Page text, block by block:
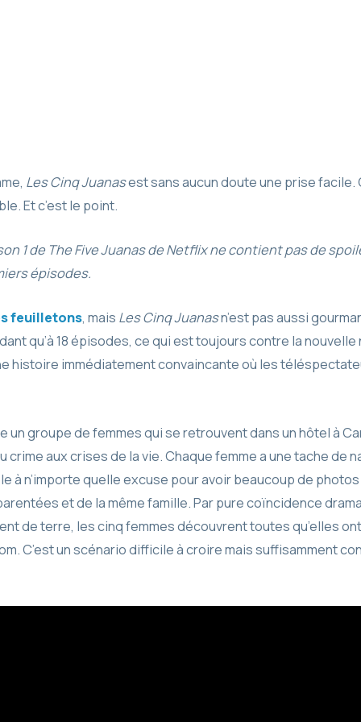
Les Cinq Juanasest sans aucun doute une prise facile.
Et c’est le point.
1 de The Five Juanas de Netflix ne contient pas de
épisodes.
feuilletons, mais Les Cinq Juanasn’est pas aussi
qu’à 18 épisodes, ce qui est toujours contre la nouvelle
histoire immédiatement convaincante où les
un groupe de femmes qui se retrouvent dans un hôtel à
crime aux crises de la vie. Chaque femme a une tache de
à n’importe quelle excuse pour avoir beaucoup de
et de la même famille. Par pure coïncidence
de terre, les cinq femmes découvrent toutes qu’elles
C’est un scénario difficile à croire mais suffisamment